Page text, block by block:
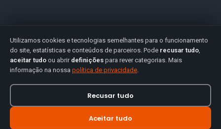
Utilizamos cookies e tecnologias semelhantes para o funcionamento
do site, estatísticas e conteúdos de parceiros. Pode recusar tudo,
aceitar tudo ou abrir definições para rever categorias. Mais
informação na nossa política de privacidade.
Recusar tudo
Aceitar tudo